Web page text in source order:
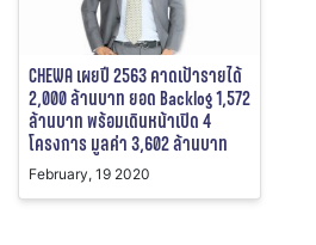
CHEWA เผยปี 2563 คาดเป้ารายได้
2,000 ล้านบาท ยอด Backlog 1,572
ล้านบาท พร้อมเดินหน้าเปิด 4
โครงการ มูลค่า 3,602 ล้านบาท
February, 19 2020